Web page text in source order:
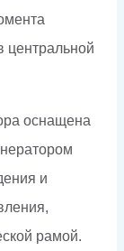
центральной
оснащена
и
рамой.